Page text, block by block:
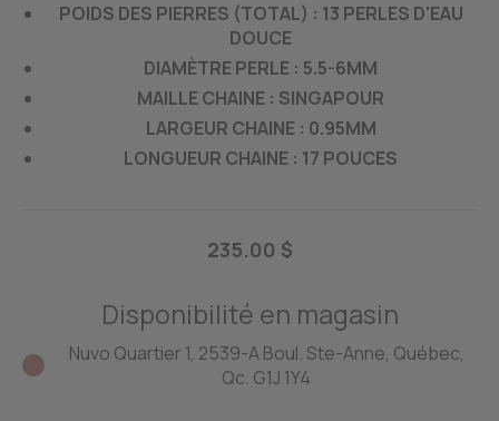
POIDS DES PIERRES (TOTAL) : 13 PERLES D'EAU
DOUCE
DIAMÈTRE PERLE : 5.5-6MM
MAILLE CHAINE : SINGAPOUR
LARGEUR CHAINE : 0.95MM
LONGUEUR CHAINE : 17 POUCES
235.00 $
Disponibilité en magasin
Nuvo Quartier 1, 2539-A Boul. Ste-Anne, Québec,
Qc. G1J 1Y4